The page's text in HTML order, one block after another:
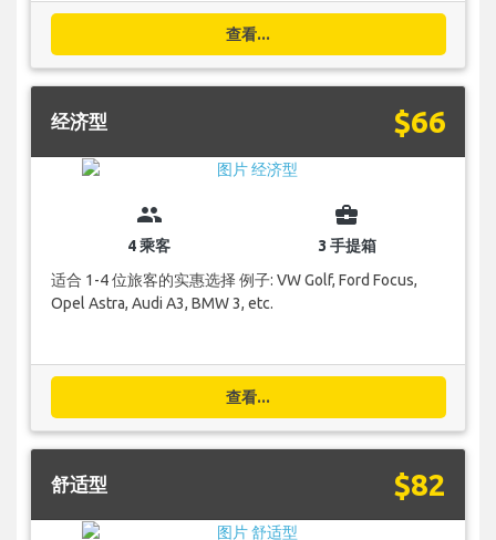
查看...
经济型 $66
group
4 乘客
business_center
3 手提箱
适合 1-4 位旅客的实惠选择 例子: VW Golf, Ford Focus,
Opel Astra, Audi A3, BMW 3, etc.
查看...
舒适型 $82